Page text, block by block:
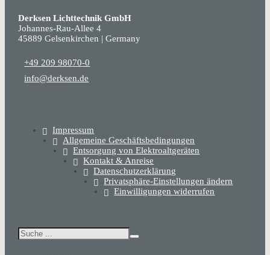
Derksen Lichttechnik GmbH
Johannes-Rau-Allee 4
45889 Gelsenkirchen | Germany
+49 209 98070-0
info@derksen.de
Impressum
Allgemeine Geschäftsbedingungen
Entsorgung von Elektroaltgeräten
Kontakt & Anreise
Datenschutzerklärung
Privatsphäre-Einstellungen ändern
Einwilligungen widerrufen
Suchen